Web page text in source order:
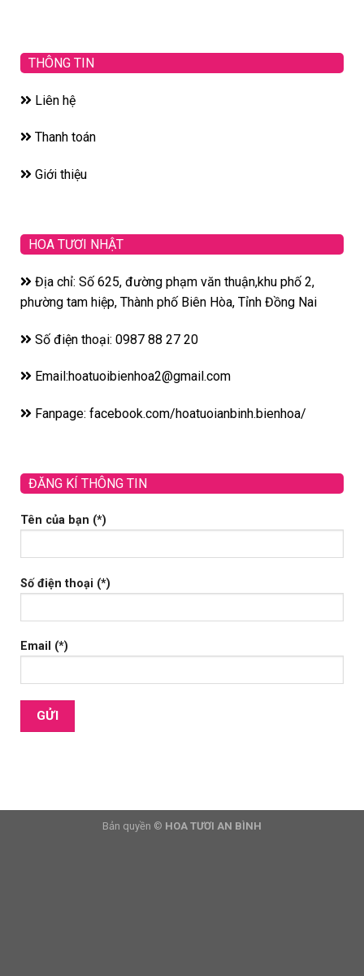
THÔNG TIN
Liên hệ
Thanh toán
Giới thiệu
HOA TƯƠI NHẬT
Địa chỉ: Số 625, đường phạm văn thuận,khu phố 2,
phường tam hiệp, Thành phố Biên Hòa, Tỉnh Đồng Nai
Số điện thoại: 0987 88 27 20
Email:hoatuoibienhoa2@gmail.com
Fanpage: facebook.com/hoatuoianbinh.bienhoa/
ĐĂNG KÍ THÔNG TIN
Tên của bạn (*)
Số điện thoại (*)
Email (*)
Bản quyền © HOA TƯƠI AN BÌNH